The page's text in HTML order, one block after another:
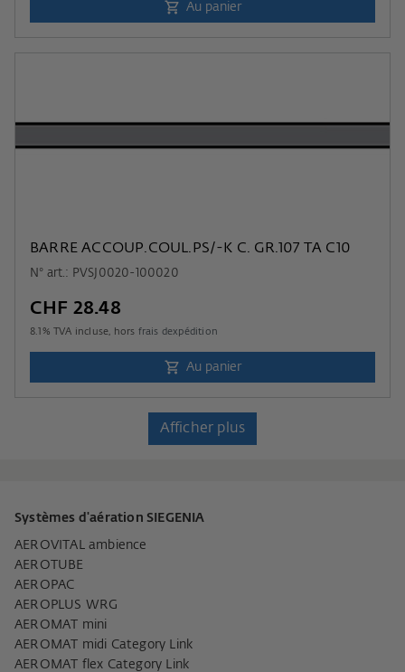
Au panier
BARRE ACCOUP.COUL.PS/-K C. GR.107 TA C10
N° art.: PVSJ0020-100020
CHF 28.48
8.1 % TVA incluse, hors frais dexpédition
Au panier
Afficher plus
Systèmes d'aération SIEGENIA
AEROVITAL ambience
AEROTUBE
AEROPAC
AEROPLUS WRG
AEROMAT mini
AEROMAT midi Category Link
AEROMAT flex Category Link